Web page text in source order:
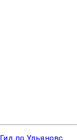
Гид по Ульяновску